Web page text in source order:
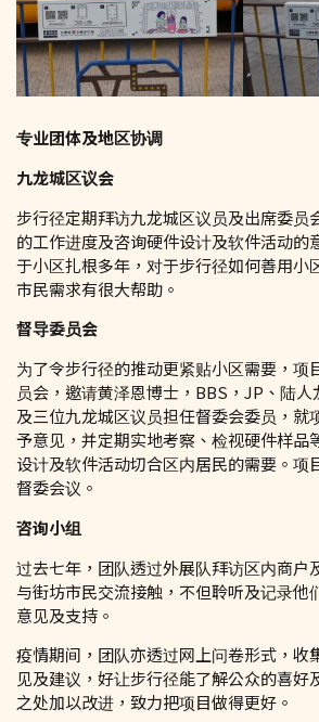
专业团体及地区协调
九龙城区议会
步行径定期拜访九龙城区议员及出席委员
的工作进度及咨询硬件设计及软件活动的
于小区扎根多年，对于步行径如何善用小
市民需求有很大帮助。
督导委员会
为了令步行径的推动更紧贴小区需要，项
员会，邀请黄泽恩博士，BBS，JP、陆
及三位九龙城区议员担任督委会委员，就
予意见，并定期实地考察、检视硬件样品
设计及软件活动切合区内居民的需要。项
督委会议。
咨询小组
过去七年，团队透过外展队拜访区内商户
与街坊市民交流接触，不但聆听及记录他
意见及支持。
疫情期间，团队亦透过网上问卷形式，收
见及建议，好让步行径能了解公众的喜好
之处加以改进，致力把项目做得更好。